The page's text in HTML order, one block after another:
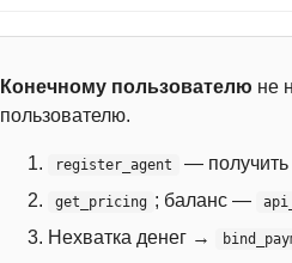
Конечному пользователю не
пользователю.
register_agent — получить
get_pricing ; баланс —
Нехватка денег →